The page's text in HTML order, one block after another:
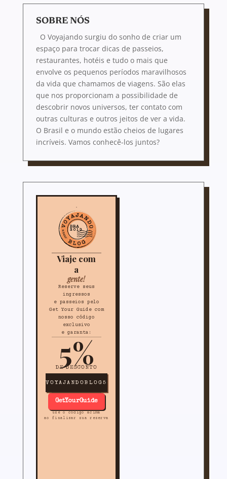
SOBRE NÓS
O Voyajando surgiu do sonho de criar um
espaço para trocar dicas de passeios,
restaurantes, hotéis e tudo o mais que
envolve os pequenos períodos maravilhosos
da vida que chamamos de viagens. São elas
que nos proporcionam a possibilidade de
descobrir novos universos, ter contato com
outras culturas e outros jeitos de ver a vida.
O Brasil e o mundo estão cheios de lugares
incríveis. Vamos conhecê-los juntos?
Viaje com
a
gente!
Reserve seus
ingressos
e passeios pelo
Get Your Guide com
nosso código
exclusivo
e garanta:
5%
DE DESCONTO
VOYAJANDOBLOG5
GetYourGuide
use o código acima
ao finalizar sua reserva